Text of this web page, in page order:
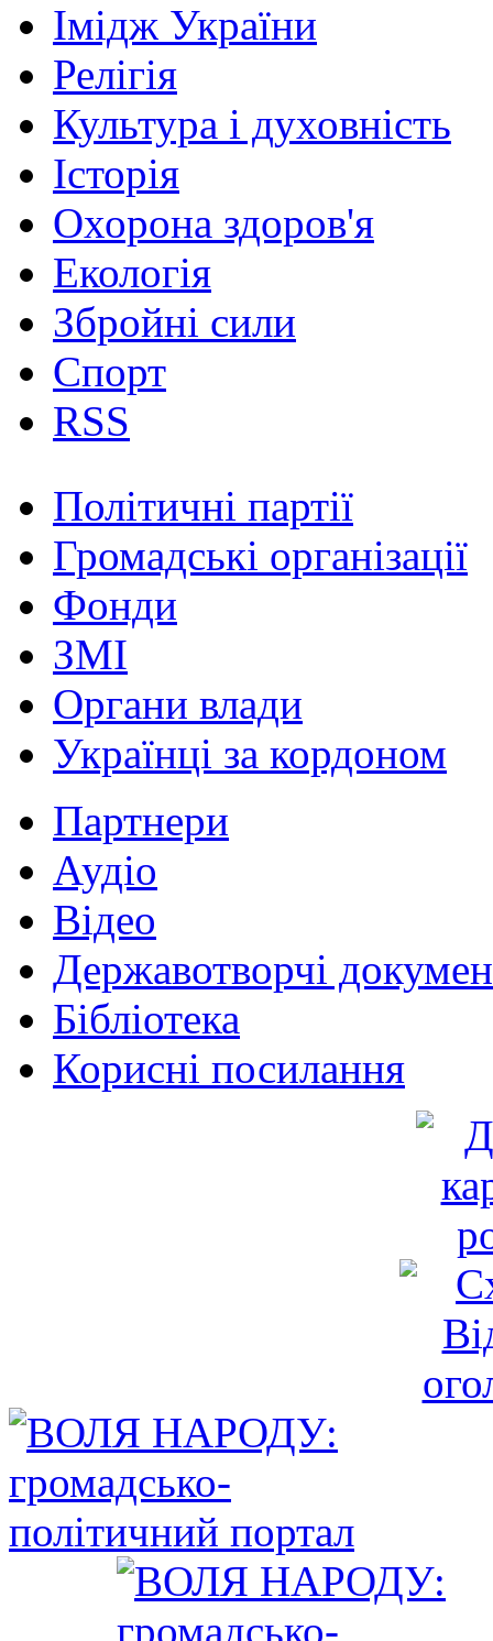
Імідж України
Релігія
Культура і духовність
Історія
Охорона здоров'я
Екологія
Збройні сили
Спорт
RSS
Політичні партії
Громадські організації
Фонди
ЗМІ
Органи влади
Українці за кордоном
Партнери
Аудіо
Відео
Державотворчі
Бібліотека
Корисні посилання